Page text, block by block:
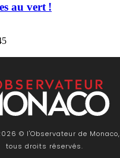
au vert !
© l'Observateur de Monaco,
tous droits réservés.